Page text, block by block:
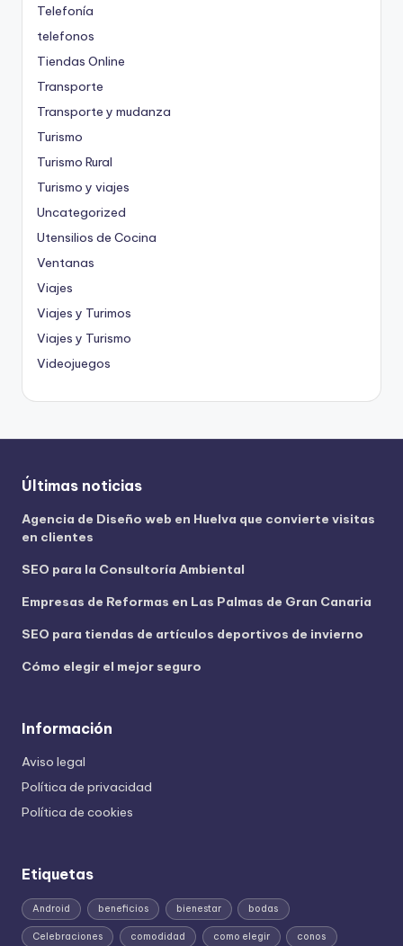
Telefonía
telefonos
Tiendas Online
Transporte
Transporte y mudanza
Turismo
Turismo Rural
Turismo y viajes
Uncategorized
Utensilios de Cocina
Ventanas
Viajes
Viajes y Turimos
Viajes y Turismo
Videojuegos
Últimas noticias
Agencia de Diseño web en Huelva que convierte visitas
en clientes
SEO para la Consultoría Ambiental
Empresas de Reformas en Las Palmas de Gran Canaria
SEO para tiendas de artículos deportivos de invierno
Cómo elegir el mejor seguro
Información
Aviso legal
Política de privacidad
Política de cookies
Etiquetas
Android beneficios bienestar bodas
Celebraciones comodidad como elegir conos